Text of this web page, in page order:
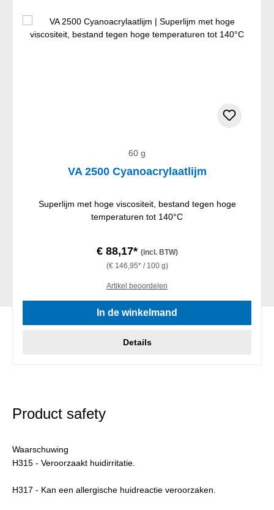
60 g
VA 2500 Cyanoacrylaatlijm
Superlijm met hoge viscositeit, bestand tegen hoge
temperaturen tot 140°C
€ 88,17* (incl. BTW)
(€ 146,95* / 100 g)
Artikel beoordelen
In de winkelmand
Details
Product safety
Waarschuwing
H315 - Veroorzaakt huidirritatie.
H317 - Kan een allergische huidreactie veroorzaken.